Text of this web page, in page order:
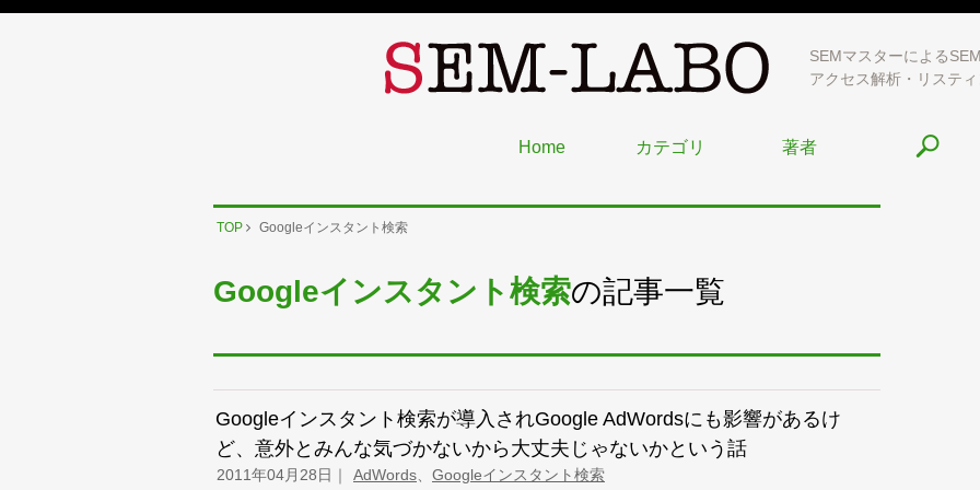
SEMマスターによる
アクセス解析・リステ
Home カテゴリ 著者
TOP Googleインスタント検索
Googleインスタント検索の記事一覧
Googleインスタント検索が導入されGoogle AdWordsにも影響があるけ
ど、意外とみんな気づかないから大丈夫じゃないかという話
2011年04月28日 AdWords Googleインスタント検索